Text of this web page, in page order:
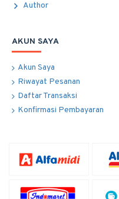
Author
AKUN SAYA
Akun Saya
Riwayat Pesanan
Daftar Transaksi
Konfirmasi Pembayaran